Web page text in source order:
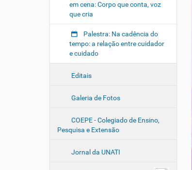
em cena: Corpo que conta, voz
que cria
Palestra: Na cadência do
tempo: a relação entre cuidador
e cuidado
Editais
Galeria de Fotos
COEPE - Colegiado de Ensino,
Pesquisa e Extensão
Jornal da UNATI